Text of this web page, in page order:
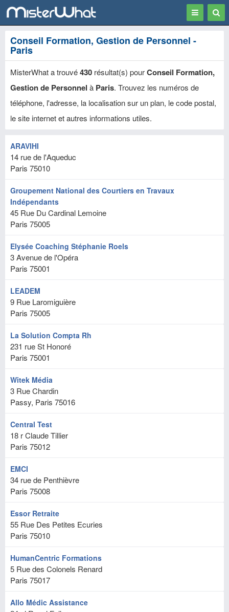
Toggle
Conseil Formation, Gestion de Personnel -
Paris
MisterWhat a trouvé430 résultat(s) pourConseil Formation,
Gestion de Personnel à Paris. Trouvez les numéros de
téléphone, l'adresse, la localisation sur un plan, le code postal,
le site internet et autres informations utiles.
ARAVIHI
14 rue de l'Aqueduc
Paris 75010
Groupement National des Courtiers en Travaux
Indépendants
45 Rue Du Cardinal Lemoine
Paris 75005
Elysée Coaching Stéphanie Roels
3 Avenue de l'Opéra
Paris 75001
LEADEM
9 Rue Laromiguière
Paris 75005
La Solution Compta Rh
231 rue St Honoré
Paris 75001
Witek Média
3 Rue Chardin
Passy, Paris 75016
Central Test
18 r Claude Tillier
Paris 75012
EMCI
34 rue de Penthièvre
Paris 75008
Essor Retraite
55 Rue Des Petites Ecuries
Paris 75010
HumanCentric Formations
5 Rue des Colonels Renard
Paris 75017
Allo Médic Assistance